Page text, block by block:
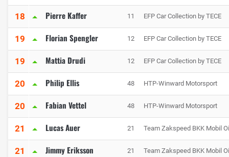
18 Pierre Kaffer 11 EFP Car Collection by TECE
19 Florian Spengler 12 EFP Car Collection by TECE
19 Mattia Drudi 12 EFP Car Collection by TECE
20 Philip Ellis 48 HTP-Winward Motorsport
20 Fabian Vettel 48 HTP-Winward Motorsport
21 Lucas Auer 21 Team Zakspeed BKK Mobil
21 Jimmy Eriksson 21 Team Zakspeed BKK Mobil